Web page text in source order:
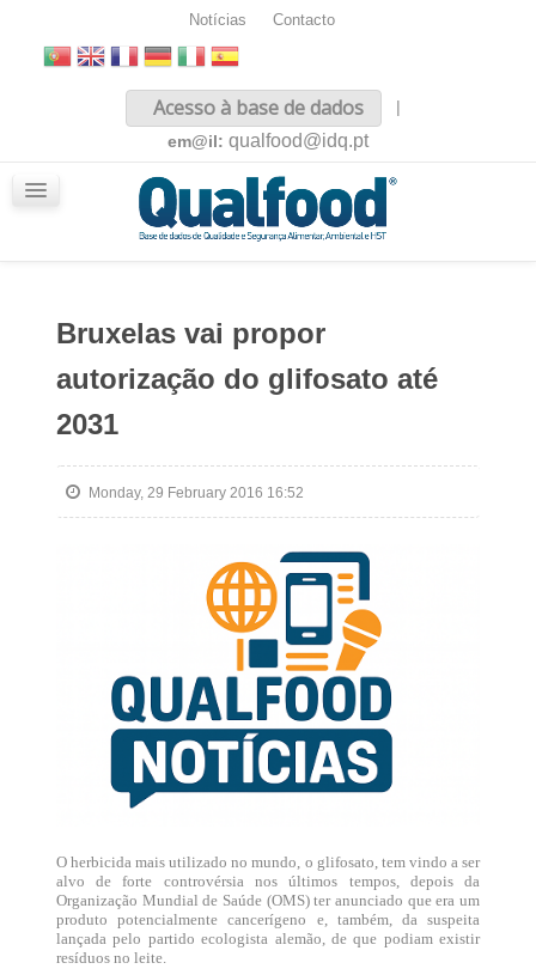
Notícias Contacto
Acesso à base de dados
|
em@il: qualfood@idq.pt
Bruxelas vai propor
autorização do glifosato até
2031
Monday, 29 February 2016 16:52
O herbicida mais utilizado no mundo, o glifosato, tem vindo a ser
alvo de forte controvérsia nos últimos tempos, depois da
Organização Mundial de Saúde (OMS) ter anunciado que era um
produto potencialmente cancerígeno e, também, da suspeita
lançada pelo partido ecologista alemão, de que podiam existir
resíduos no leite.